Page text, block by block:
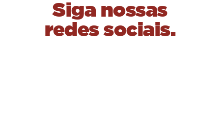
Siga nossas
redes sociais.